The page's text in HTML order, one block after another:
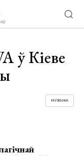
ў Кіеве
МУЗЫКА